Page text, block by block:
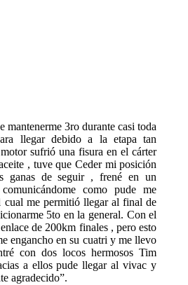
mantenerme 3ro durante casi toda
llegar debido a la etapa tan
sufrió una fisura en el cárter
, tuve que Ceder mi posición
ganas de seguir , frené en un
como pude me
cual me permitió llegar al final de
5to en la general. Con el
de 200km finales , pero esto
engancho en su cuatri y me llevo
con dos locos hermosos Tim
a ellos pude llegar al vivac y
agradecido”.